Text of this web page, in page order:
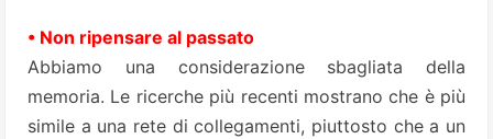
• Non ripensare al passato
Abbiamo una considerazione sbagliata della
memoria. Le ricerche più recenti mostrano che è più
simile a una rete di collegamenti, piuttosto che a un